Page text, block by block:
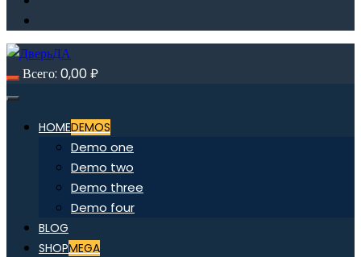
Всего: 0,00₽
HOMEDEMOS
Demo one
Demo two
Demo three
Demo four
BLOG
SHOPMEGA